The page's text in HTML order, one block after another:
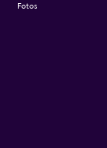
Fotos